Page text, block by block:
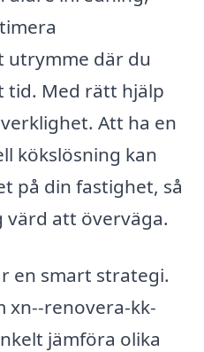
utrymme där du
tid. Med rätt hjälp
Att ha en
kökslösning kan
på din fastighet, så
värd att överväga.
en smart strategi.
xn--renovera-kk-
jämföra olika